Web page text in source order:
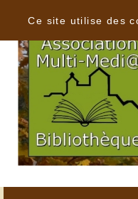
Ce site utilise des